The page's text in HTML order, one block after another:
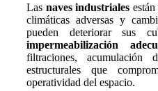
Las naves industriales
climáticas adversas y
pueden deteriorar sus
impermeabilización
filtraciones, acumulación
estructurales que
operatividad del espacio.